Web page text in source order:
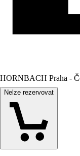
HORNBACH Praha -
Nelze rezervovat